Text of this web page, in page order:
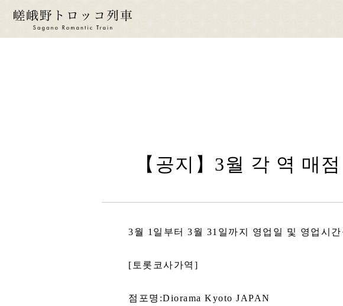
시간표 안내
좌석 안내
몸이 불편하신 고객님
【공지】3월 각 역 매
3월 1일부터 3월 31일까지 영업일 및 영업시
[토롯코사가역]
점포명:Diorama Kyoto JAPAN